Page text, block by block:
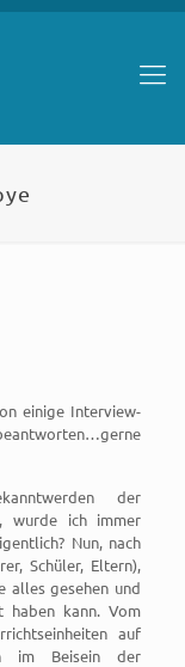
einige Interview-
der
wurde ich immer
Nun, nach
Schüler, Eltern),
alles gesehen und
haben kann. Vom
auf
im Beisein der